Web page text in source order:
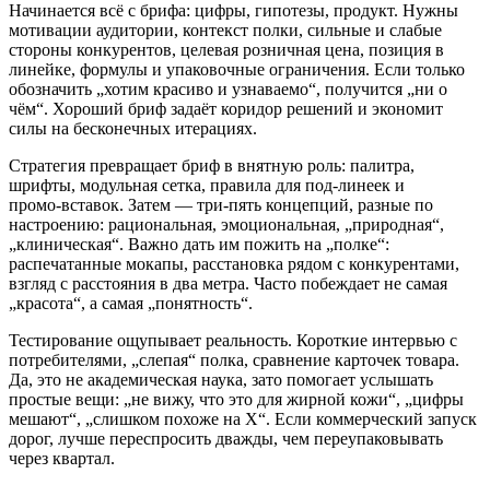
Начинается всё с брифа: цифры, гипотезы, продукт. Нужны
мотивации аудитории, контекст полки, сильные и слабые
стороны конкурентов, целевая розничная цена, позиция в
линейке, формулы и упаковочные ограничения. Если только
обозначить „хотим красиво и узнаваемо“, получится „ни о
чём“. Хороший бриф задаёт коридор решений и экономит
силы на бесконечных итерациях.
Стратегия превращает бриф в внятную роль: палитра,
шрифты, модульная сетка, правила для под‑линеек и
промо‑вставок. Затем — три‑пять концепций, разные по
настроению: рациональная, эмоциональная, „природная“,
„клиническая“. Важно дать им пожить на „полке“:
распечатанные мокапы, расстановка рядом с конкурентами,
взгляд с расстояния в два метра. Часто побеждает не самая
„красота“, а самая „понятность“.
Тестирование ощупывает реальность. Короткие интервью с
потребителями, „слепая“ полка, сравнение карточек товара.
Да, это не академическая наука, зато помогает услышать
простые вещи: „не вижу, что это для жирной кожи“, „цифры
мешают“, „слишком похоже на X“. Если коммерческий запуск
дорог, лучше переспросить дважды, чем переупаковывать
через квартал.